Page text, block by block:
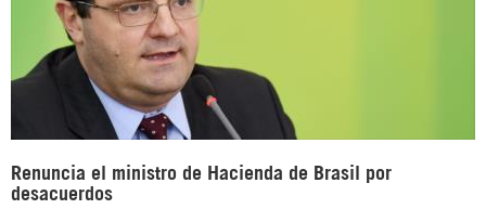
Renuncia el ministro de Hacienda de Brasil por
desacuerdos